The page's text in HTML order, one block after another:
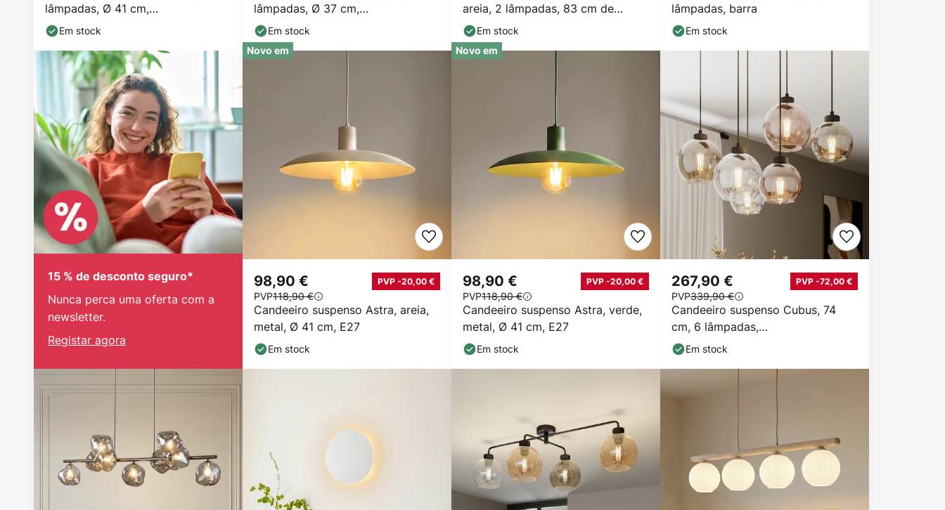
lâmpadas, Ø 41 cm,
conhaque/preto, E14
Em stock
lâmpadas, Ø 37 cm,
conhaque/preto, E14
Em stock
areia, 2 lâmpadas, 83 cm de
comprimento, E27
Em stock
lâmpadas, barra
Em stock
15 % de desconto seguro*
Nunca perca uma oferta com a
newsletter.
Registar agora
Novo em
Candeeiro suspenso Astra, areia,
metal, Ø 41 cm, E27
98,90 € PVP -20,00 €
PVP118,90 €
Em stock
Novo em
Candeeiro suspenso Astra, verde,
metal, Ø 41 cm, E27
98,90 € PVP -20,00 €
PVP118,90 €
Em stock
Candeeiro suspenso Cubus, 74
cm, 6 lâmpadas,
transparente/mel/castanho, vidro
267,90 € PVP -72,00 €
PVP339,90 €
Em stock